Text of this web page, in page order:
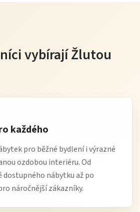
vybírají Žlutou
každého
pro běžné bydlení i výrazné
ozdobou interiéru. Od
dostupného nábytku až po
náročnější zákazníky.